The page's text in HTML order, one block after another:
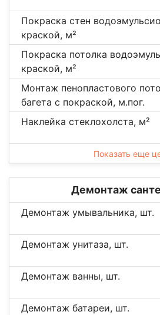
Покраска стен
краской, м²
Покраска потолка
краской, м²
Монтаж пенопластового
багета c покраской, м.пог.
Наклейка стеклохолста, м²
Показать еще
Демонтаж
Демонтаж умывальника, шт.
Демонтаж унитаза, шт.
Демонтаж ванны, шт.
Демонтаж батареи, шт.